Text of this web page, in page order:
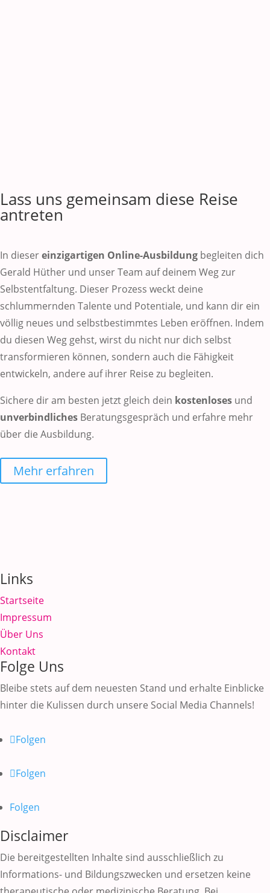
Lass uns gemeinsam diese Reise
antreten
In diesereinzigartigen Online-Ausbildung begleiten dich
Gerald Hüther und unser Team auf deinem Weg zur
Selbstentfaltung. Dieser Prozess weckt deine
schlummernden Talente und Potentiale, und kann dir ein
völlig neues und selbstbestimmtes Leben eröffnen. Indem
du diesen Weg gehst, wirst du nicht nur dich selbst
transformieren können, sondern auch die Fähigkeit
entwickeln, andere auf ihrer Reise zu begleiten.
Sichere dir am besten jetzt gleich dein kostenloses und
unverbindliches Beratungsgespräch und erfahre mehr
über die Ausbildung.
Mehr erfahren
Links
Startseite
Impressum
Über Uns
Kontakt
Folge Uns
Bleibe stets auf dem neuesten Stand und erhalte Einblicke
hinter die Kulissen durch unsere Social Media Channels!
Folgen
Folgen
Folgen
Disclaimer
Die bereitgestellten Inhalte sind ausschließlich zu
Informations- und Bildungszwecken und ersetzen keine